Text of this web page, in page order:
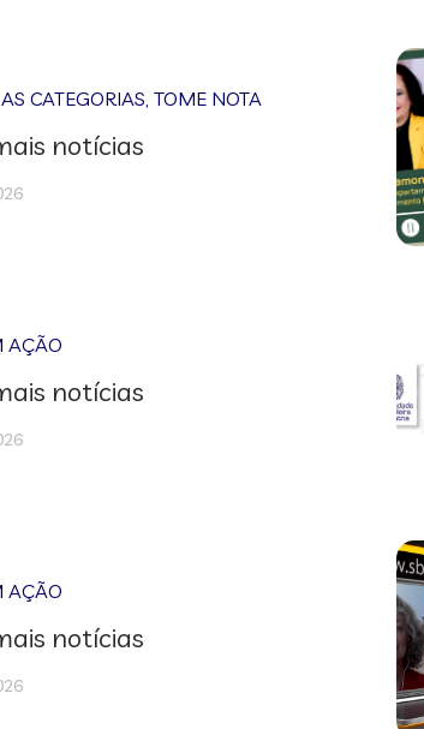
CATEGORIAS,TOME NOTA
notícias
AÇÃO
notícias
AÇÃO
notícias